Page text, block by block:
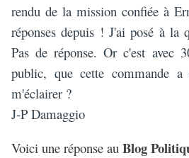
rendu de la mission confiée à
réponses depuis ! J'ai posé à la
Pas de réponse. Or c'est avec
public, que cette commande
m'éclairer ?
J-P Damaggio
Voici une réponse au Blog